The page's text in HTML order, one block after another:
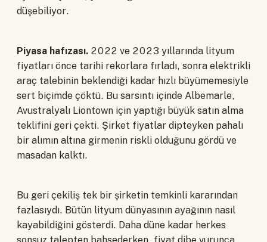
düşebiliyor.
Piyasa hafızası. 2022 ve 2023 yıllarında lityum
fiyatları önce tarihi rekorlara fırladı, sonra elektrikli
araç talebinin beklendiği kadar hızlı büyümemesiyle
sert biçimde çöktü. Bu sarsıntı içinde Albemarle,
Avustralyalı Liontown için yaptığı büyük satın alma
teklifini geri çekti. Şirket fiyatlar dipteyken pahalı
bir alımın altına girmenin riskli olduğunu gördü ve
masadan kalktı.
Bu geri çekiliş tek bir şirketin temkinli kararından
fazlasıydı. Bütün lityum dünyasının ayağının nasıl
kayabildiğini gösterdi. Daha düne kadar herkes
sonsuz talepten bahsederken, fiyat dibe vurunca